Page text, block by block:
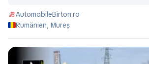
AutomobileBirton.ro
Rumänien, Mureș